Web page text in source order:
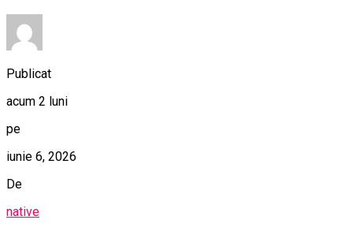
Publicat
acum 2 luni
pe
iunie 6, 2026
De
native